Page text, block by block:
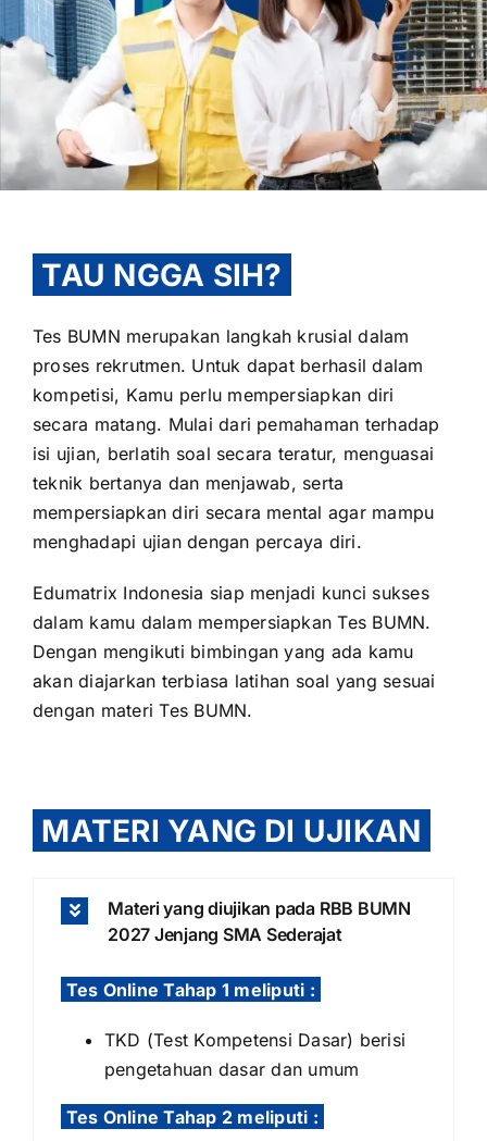
OUR PROGRAM
REGISTRATION
CONTACT US
TAU NGGA SIH?
Tes BUMN merupakan langkah krusial dalam
proses rekrutmen. Untuk dapat berhasil dalam
kompetisi, Kamu perlu mempersiapkan diri
secara matang. Mulai dari pemahaman terhadap
isi ujian, berlatih soal secara teratur, menguasai
teknik bertanya dan menjawab, serta
mempersiapkan diri secara mental agar mampu
menghadapi ujian dengan percaya diri.
Edumatrix Indonesia siap menjadi kunci sukses
dalam kamu dalam mempersiapkan Tes BUMN.
Dengan mengikuti bimbingan yang ada kamu
akan diajarkan terbiasa latihan soal yang sesuai
dengan materi Tes BUMN.
MATERI YANG DI UJIKAN
Materi yang diujikan pada RBB BUMN
2027 Jenjang SMA Sederajat
Tes Online Tahap 1 meliputi :
TKD (Test Kompetensi Dasar) berisi
pengetahuan dasar dan umum
Tes Online Tahap 2 meliputi :